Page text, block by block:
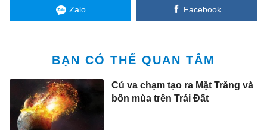
Zalo Facebook
BẠN CÓ THỂ QUAN TÂM
Cú va chạm tạo ra Mặt Trăng và
bốn mùa trên Trái Đất